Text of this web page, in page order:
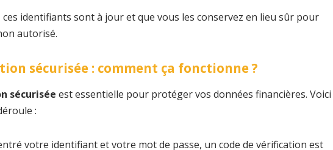
ces identifiants sont à jour et que vous les conservez en lieu sûr pour
autorisé.
sécurisée : comment ça fonctionne ?
sécurisée est essentielle pour protéger vos données financières. Voici
:
votre identifiant et votre mot de passe, un code de vérification est